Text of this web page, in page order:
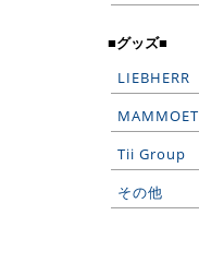
■グッズ■
LIEBHERR
MAMMOET
Tii Group
その他